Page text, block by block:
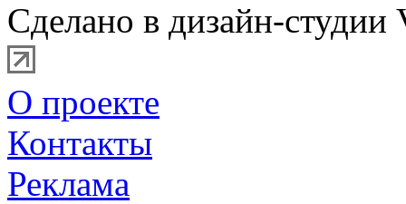
Сделано в дизайн-студии
О проекте
Контакты
Реклама